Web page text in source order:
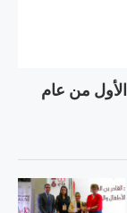
الأول من عام